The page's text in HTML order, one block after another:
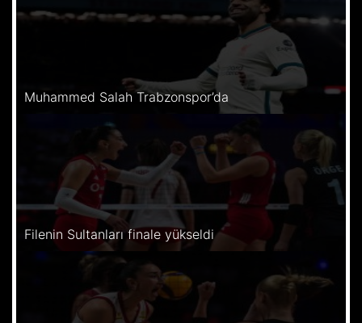
Muhammed Salah Trabzonspor’da
Filenin Sultanları finale yükseldi